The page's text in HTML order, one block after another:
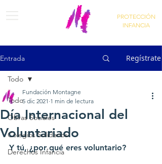
PROTECCIÓN
INFANCIA
Entrada Regístrate
Todo
Obras Sociales
Colegios Solidarios
Derechos Infancia
Todo
Día Internacional del
Voluntariado
Fundación Montagne
5 dic 2021 1 min de lectura
Y tú, ¿por qué eres voluntario?